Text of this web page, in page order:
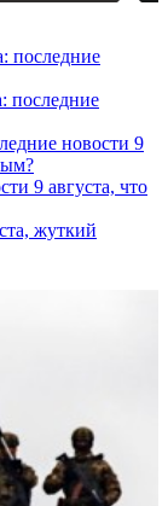
последние
последние
новости 9
9 августа, что
жуткий